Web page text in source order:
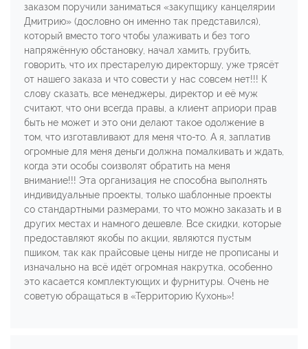
заказом поручили заниматься «закупщику канцелярии
Дмитрию» (дословно он именно так представился),
который вместо того чтобы улаживать и без того
напряжённую обстановку, начал хамить, грубить,
говорить, что их престарелую директоршу, уже трясёт
от нашего заказа и что совести у нас совсем нет!!! К
слову сказать, все менеджеры, директор и её муж
считают, что они всегда правы, а клиент априори прав
быть не может и это они делают такое одолжение в
том, что изготавливают для меня что-то. А я, заплатив
огромные для меня деньги должна помалкивать и ждать,
когда эти особы соизволят обратить на меня
внимание!!! Эта организация не способна выполнять
индивидуальные проекты, только шаблонные проекты
со стандартными размерами, то что можно заказать и в
других местах и намного дешевле. Все скидки, которые
предоставляют якобы по акции, являются пустым
пшиком, так как прайсовые цены нигде не прописаны и
изначально на всё идёт огромная накрутка, особенно
это касается комплектующих и фурнитуры. Очень не
советую обращаться в «Территорию Кухонь»!